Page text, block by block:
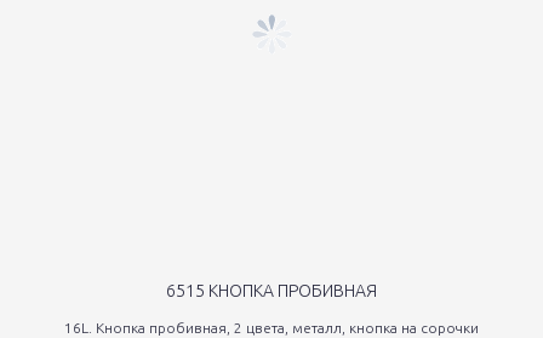
6515 КНОПКА ПРОБИВНАЯ
16L. Кнопка пробивная, 2 цвета, металл, кнопка на сорочки